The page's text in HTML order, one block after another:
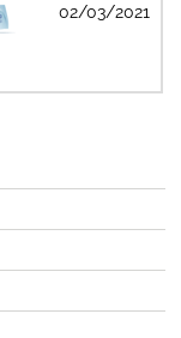
02/03/2021